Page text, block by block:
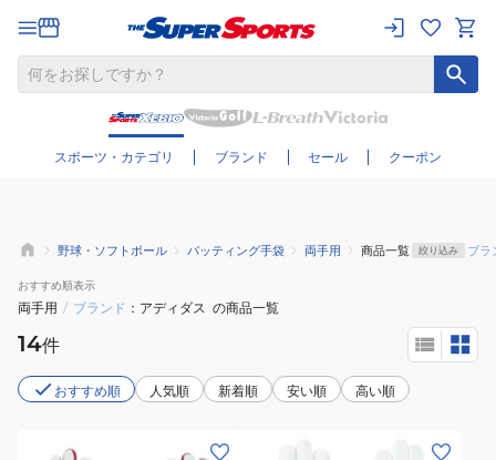
スポーツ・カテゴリ ブランド セール クーポン
さらに絞り込む
野球・ソフトボール バッティング手袋 両手用 商品一覧 絞り込み ブラ
おすすめ順表示
両手用 / ブランド アディダス の商品一覧
14件
おすすめ順 人気順 新着順 安い順 高い順